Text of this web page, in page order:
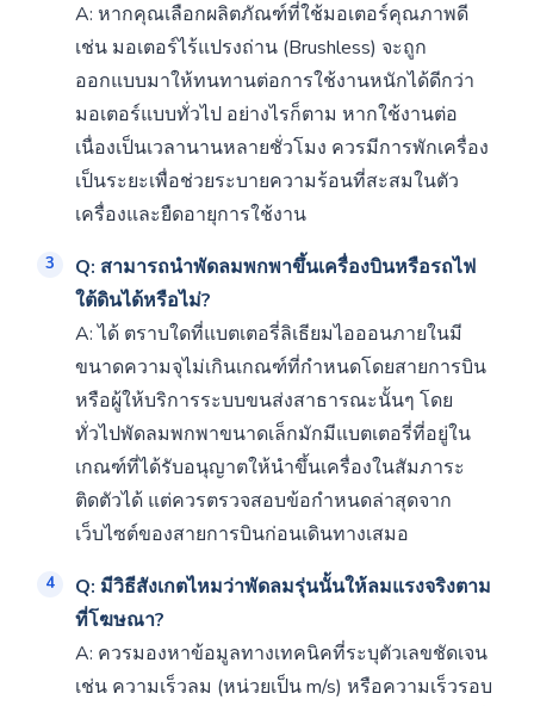
A: หากคุณเลือกผลิตภัณฑ์ที่ใช้มอเตอร์คุณภาพดี
เช่น มอเตอร์ไร้แปรงถ่าน (Brushless) จะถูก
ออกแบบมาให้ทนทานต่อการใช้งานหนักได้ดีกว่า
มอเตอร์แบบทั่วไป อย่างไรก็ตาม หากใช้งานต่อ
เนื่องเป็นเวลานานหลายชั่วโมง ควรมีการพักเครื่อง
เป็นระยะเพื่อช่วยระบายความร้อนที่สะสมในตัว
เครื่องและยืดอายุการใช้งาน
Q: สามารถนำพัดลมพกพาขึ้นเครื่องบินหรือรถไฟ
ใต้ดินได้หรือไม่?
A: ได้ ตราบใดที่แบตเตอรี่ลิเธียมไอออนภายในมี
ขนาดความจุไม่เกินเกณฑ์ที่กำหนดโดยสายการบิน
หรือผู้ให้บริการระบบขนส่งสาธารณะนั้นๆ โดย
ทั่วไปพัดลมพกพาขนาดเล็กมักมีแบตเตอรี่ที่อยู่ใน
เกณฑ์ที่ได้รับอนุญาตให้นำขึ้นเครื่องในสัมภาระ
ติดตัวได้ แต่ควรตรวจสอบข้อกำหนดล่าสุดจาก
เว็บไซต์ของสายการบินก่อนเดินทางเสมอ
Q: มีวิธีสังเกตไหมว่าพัดลมรุ่นนั้นให้ลมแรงจริงตาม
ที่โฆษณา?
A: ควรมองหาข้อมูลทางเทคนิคที่ระบุตัวเลขชัดเจน
เช่น ความเร็วลม (หน่วยเป็น m/s) หรือความเร็วรอบ